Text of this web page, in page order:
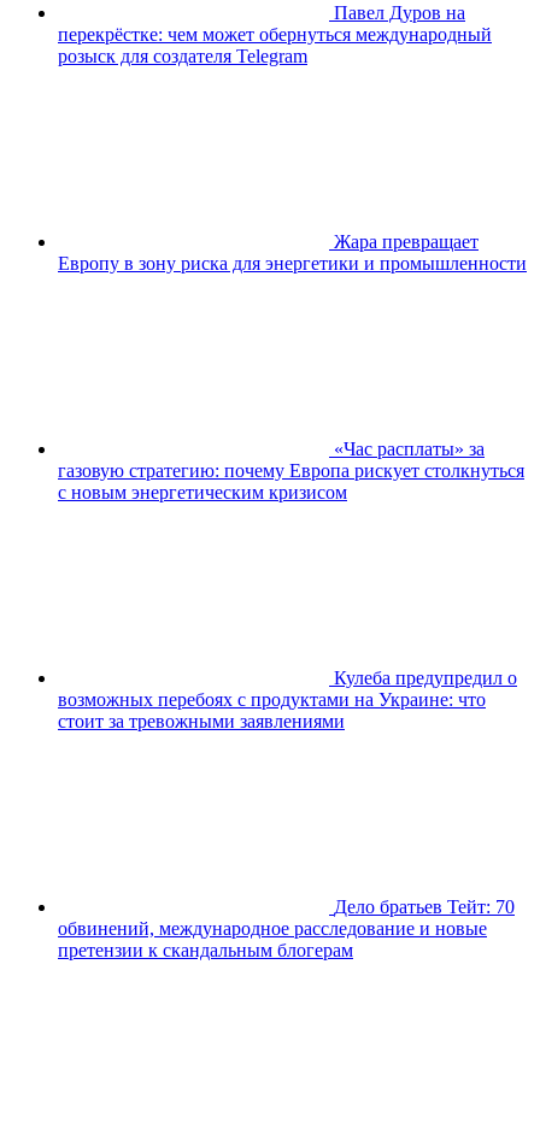
Павел Дуров на
перекрёстке: чем может обернуться международный
розыск для создателя Telegram
Жара превращает
Европу в зону риска для энергетики и промышленности
«Час расплаты» за
газовую стратегию: почему Европа рискует столкнуться
с новым энергетическим кризисом
Кулеба предупредил о
возможных перебоях с продуктами на Украине: что
стоит за тревожными заявлениями
Дело братьев Тейт: 70
обвинений, международное расследование и новые
претензии к скандальным блогерам